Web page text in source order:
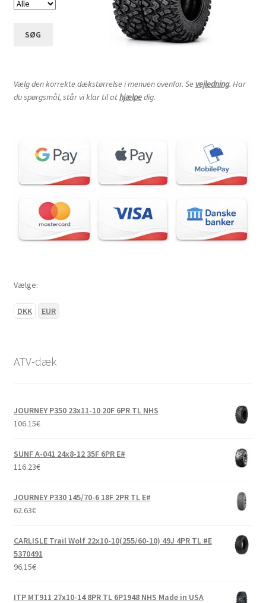
SØG
Vælg den korrekte dækstørrelse i menuen ovenfor. Se vejledning. Har
du spørgsmål, står vi klar til athjælpedig.
Vælge:
DKK EUR
ATV-dæk
JOURNEY P350 23x11-10 20F 6PR TL NHS
106.15€
SUNF A-041 24x8-12 35F 6PR E#
116.23€
JOURNEY P330 145/70-6 18F 2PR TL E#
62.63€
CARLISLE Trail Wolf 22x10-10(255/60-10) 49J 4PR TL #E
5370491
96.15€
ITP MT911 27x10-14 8PR TL 6P1948 NHS Made in USA